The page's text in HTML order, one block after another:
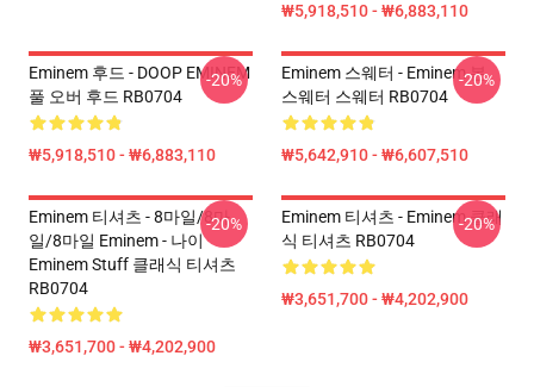
₩5,918,510 - ₩6,883,110
Eminem 후드 - DOOP EMINEM
풀 오버 후드 RB0704
₩5,918,510 - ₩6,883,110
-20%
Eminem 스웨터 - Eminem 본
스웨터 스웨터 RB0704
₩5,642,910 - ₩6,607,510
-20%
Eminem 티셔츠 - 8마일/8마
일/8마일 Eminem - 나이
Eminem Stuff 클래식 티셔츠
RB0704
₩3,651,700 - ₩4,202,900
-20%
Eminem 티셔츠 - Eminem 클래
식 티셔츠 RB0704
₩3,651,700 - ₩4,202,900
-20%